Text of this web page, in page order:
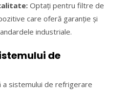
Optați pentru filtre de
care oferă garanție și
industriale.
de
sistemului de refrigerare